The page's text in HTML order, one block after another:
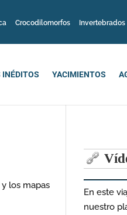
Crocodilomorfos Invertebrados
YACIMIENTOS
los mapas
En este
nuestro